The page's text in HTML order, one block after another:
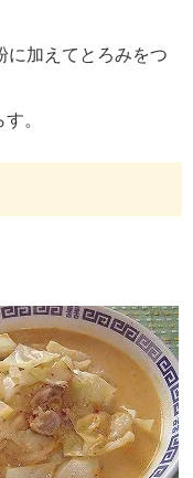
に加えてとろみをつ
。